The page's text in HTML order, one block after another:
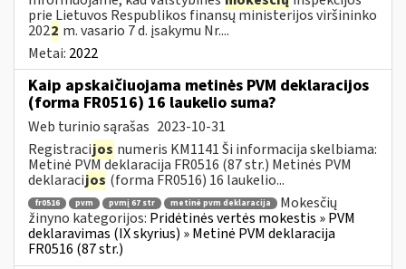
prie Lietuvos Respublikos finansų ministerijos viršininko
2022 m. vasario 7 d. įsakymu Nr....
Metai: 2022
Kaip apskaičiuojama metinės PVM deklaracijos
(forma FR0516) 16 laukelio suma?
Web turinio sąrašas 2023-10-31
Registracijos numeris KM1141 Ši informacija skelbiama:
Metinė PVM deklaracija FR0516 (87 str.) Metinės PVM
deklaracijos (forma FR0516) 16 laukelio...
fr0516 pvm pvmį 67 str metinė pvm deklaracija
Mokesčių
žinyno kategorijos: Pridėtinės vertės mokestis » PVM
deklaravimas (IX skyrius) » Metinė PVM deklaracija
FR0516 (87 str.)